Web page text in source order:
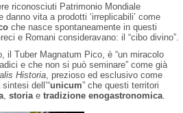
riconosciuti Patrimonio Mondiale
danno vita a prodotti ‘irreplicabili’ come
che nasce spontaneamente in questi
e Romani consideravano: il “cibo divino”.
il Tuber Magnatum Pico, è “un miracolo
e che non si può seminare” come già
Historia , prezioso ed esclusivo come
dell’“unicum” che questi territori
,storia etradizione enogastronomica